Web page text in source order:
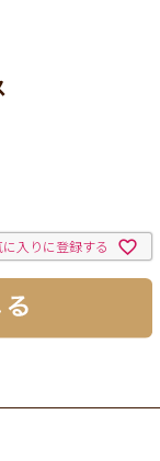
に入りに登録する